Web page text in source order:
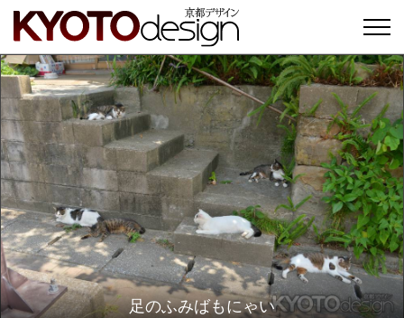
足のふみばもにゃい